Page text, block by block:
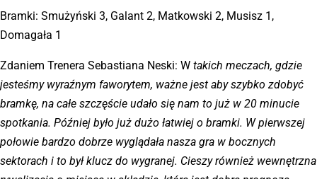
Sklep
Bramki: Smużyński 3, Galant 2, Matkowski 2, Musisz 1,
Domagała 1
Zdaniem Trenera Sebastiana Neski: W takich meczach, gdzie
jesteśmy wyraźnym faworytem, ważne jest aby szybko zdobyć
bramkę, na całe szczęście udało się nam to już w 20 minucie
spotkania. Później było już dużo łatwiej o bramki. W pierwszej
połowie bardzo dobrze wyglądała nasza gra w bocznych
sektorach i to był klucz do wygranej. Cieszy również wewnętrzna